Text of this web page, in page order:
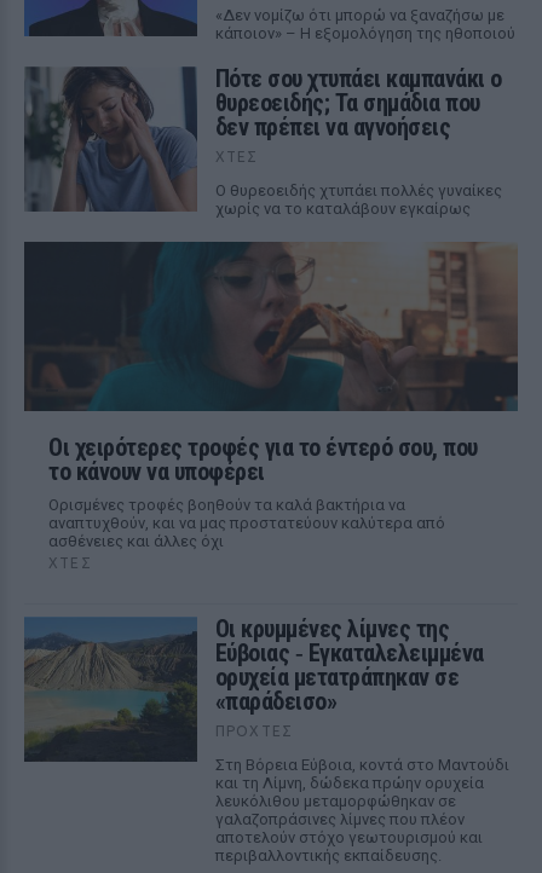
«Δεν νομίζω ότι μπορώ να ξαναζήσω με
κάποιον» – Η εξομολόγηση της ηθοποιού
Πότε σου χτυπάει καμπανάκι ο
θυρεοειδής; Τα σημάδια που
δεν πρέπει να αγνοήσεις
ΧΤΕΣ
Ο θυρεοειδής χτυπάει πολλές γυναίκες
χωρίς να το καταλάβουν εγκαίρως
Οι χειρότερες τροφές για το έντερό σου, που
το κάνουν να υποφέρει
Ορισμένες τροφές βοηθούν τα καλά βακτήρια να
αναπτυχθούν, και να μας προστατεύουν καλύτερα από
ασθένειες και άλλες όχι
ΧΤΕΣ
Οι κρυμμένες λίμνες της
Εύβοιας ‑ Εγκαταλελειμμένα
ορυχεία μετατράπηκαν σε
«παράδεισο»
ΠΡΟΧΤΈΣ
Στη Βόρεια Εύβοια, κοντά στο Μαντούδι
και τη Λίμνη, δώδεκα πρώην ορυχεία
λευκόλιθου μεταμορφώθηκαν σε
γαλαζοπράσινες λίμνες που πλέον
αποτελούν στόχο γεωτουρισμού και
περιβαλλοντικής εκπαίδευσης.